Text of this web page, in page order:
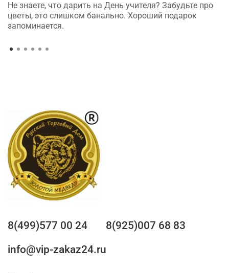
Не знаете, что дарить на День учителя? Забудьте про
цветы, это слишком банально. Хороший подарок
запоминается.
8(499)577 00 24
8(925)007 68 83
info@vip-zakaz24.ru